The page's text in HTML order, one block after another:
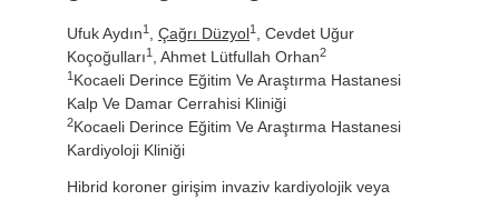
Ufuk Aydın1 Çağrı Düzyol1
, Cevdet Uğur
Koçoğulları1 , Ahmet Lütfullah Orhan2
1 Kocaeli Derince Eğitim Ve Araştırma Hastanesi
Kalp Ve Damar Cerrahisi Kliniği
2Kocaeli Derince Eğitim Ve Araştırma Hastanesi
Kardiyoloji Kliniği
Hibrid koroner girişim invaziv kardiyolojik veya